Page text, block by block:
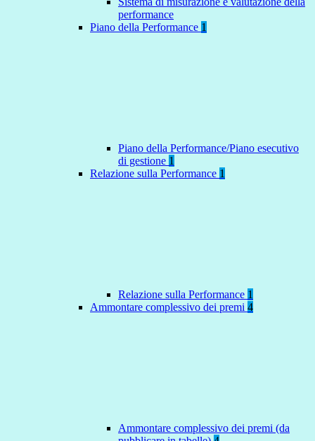
performance
Piano della Performance 1
Piano della Performance/Piano esecutivo
di gestione 1
Relazione sulla Performance 1
Relazione sulla Performance 1
Ammontare complessivo dei premi 4
Ammontare complessivo dei premi (da